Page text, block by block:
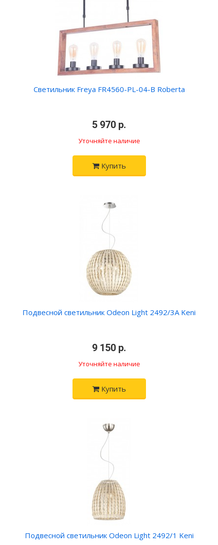
Светильник Freya FR4560-PL-04-B Roberta
5 970 р.
Уточняйте наличие
Купить
Подвесной светильник Odeon Light 2492/3А Keni
9 150 р.
Уточняйте наличие
Купить
Подвесной светильник Odeon Light 2492/1 Keni